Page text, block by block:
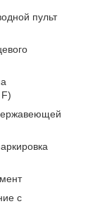
пульт
с